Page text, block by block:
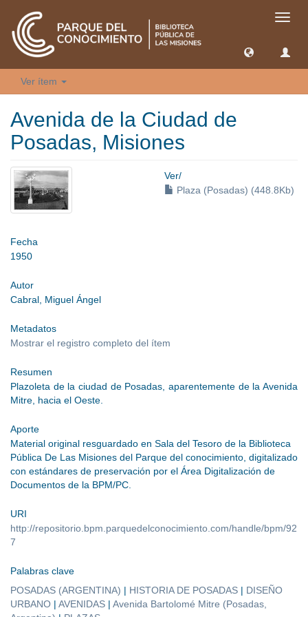
Ver ítem
Avenida de la Ciudad de
Posadas, Misiones
Ver/
Plaza (Posadas) (448.8Kb)
Fecha
1950
Autor
Cabral, Miguel Ángel
Metadatos
Mostrar el registro completo del ítem
Resumen
Plazoleta de la ciudad de Posadas, aparentemente de la Avenida
Mitre, hacia el Oeste.
Aporte
Material original resguardado en Sala del Tesoro de la Biblioteca
Pública De Las Misiones del Parque del conocimiento, digitalizado
con estándares de preservación por el Área Digitalización de
Documentos de la BPM/PC.
URI
http://repositorio.bpm.parquedelconocimiento.com/handle/bpm/92
7
Palabras clave
POSADAS (ARGENTINA) | HISTORIA DE POSADAS | DISEÑO
URBANO | AVENIDAS | Avenida Bartolomé Mitre (Posadas,